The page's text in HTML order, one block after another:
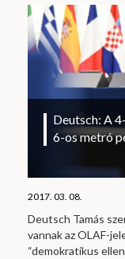
Deutsch: A
6-os metró
2017. 03. 08.
Deutsch Tamás
vannak az OLAF-
“demokratikus